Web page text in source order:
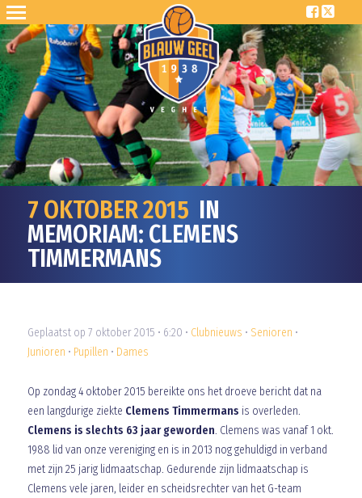
7 OKTOBER 2015 IN
MEMORIAM: CLEMENS
TIMMERMANS
Geplaatst op 7 oktober 2015 • 6:20 • Clubnieuws • Senioren •
Junioren • Pupillen • Dames
Op zondag 4 oktober 2015 bereikte ons het droeve bericht dat na
een langdurige ziekte Clemens Timmermans is overleden.
Clemens is slechts 63 jaar geworden. Clemens was vanaf 1 okt.
1988 lid van onze vereniging en is in 2013 nog gehuldigd in verband
met zijn 25 jarig lidmaatschap. Gedurende zijn lidmaatschap is
Clemens vele jaren, leider en scheidsrechter van het G-team